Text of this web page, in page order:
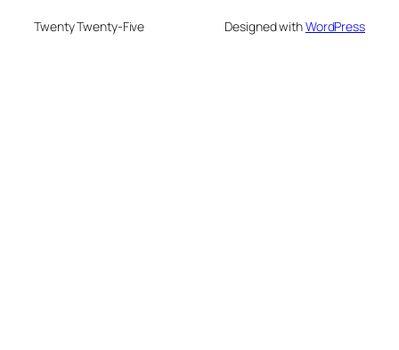
Twenty Twenty-Five Designed withWordPress